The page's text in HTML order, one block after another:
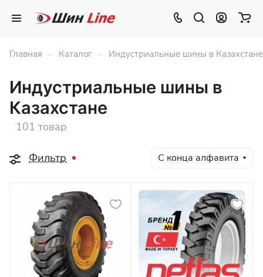
Главная – Каталог – Индустриальные шины в Казахстане
Индустриальные шины в
Казахстане
101 товар
Фильтр С конца алфавита